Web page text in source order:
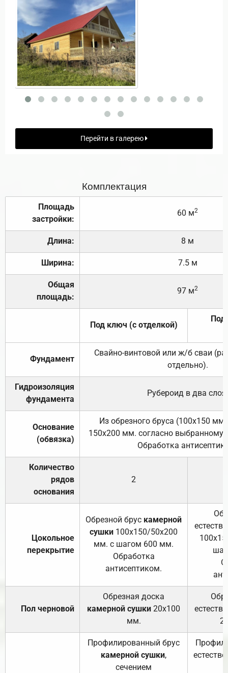
Перейти в галерею
Комплектация
Площадь
застройки:
60 м2
Длина: 8 м
Ширина: 7.5 м
Общая
площадь:
97 м2
Под ключ (с отделкой)
Под
Фундамент
Свайно-винтовой или ж/б сваи
отдельно).
Гидроизоляция
фундамента
Рубероид в два слоя.
Основание
(обвязка)
Из обрезного бруса (100х150
150х200 мм. согласно выбранному
Обработка
Количество
рядов
основания
2
Цокольное
перекрытие
Обрезной брус камерной
сушки 100х150/50х200
мм. с шагом 600 мм.
Обработка
антисептиком.
Пол черновой
Обрезная доска
камерной сушки 20х100
мм.
Профилированный брус
камерной сушки,
сечением